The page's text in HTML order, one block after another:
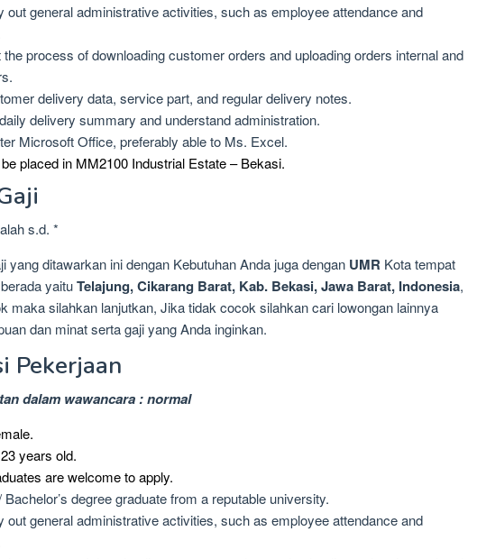
out general administrative activities, such as employee attendance and
process of downloading customer orders and uploading orders internal and
delivery data, service part, and regular delivery notes.
delivery summary and understand administration.
Microsoft Office, preferably able to Ms. Excel.
placed in MM2100 Industrial Estate – Bekasi.
s.d. *
yang ditawarkan ini dengan Kebutuhan Anda juga dengan UMR Kota tempat
yaituTelajung, Cikarang Barat, Kab. Bekasi, Jawa Barat, Indonesia,
maka silahkan lanjutkan, Jika tidak cocok silahkan cari lowongan lainnya
dan minat serta gaji yang Anda inginkan.
Pekerjaan
dalam wawancara : normal
years old.
are welcome to apply.
Bachelor’s degree graduate from a reputable university.
out general administrative activities, such as employee attendance and